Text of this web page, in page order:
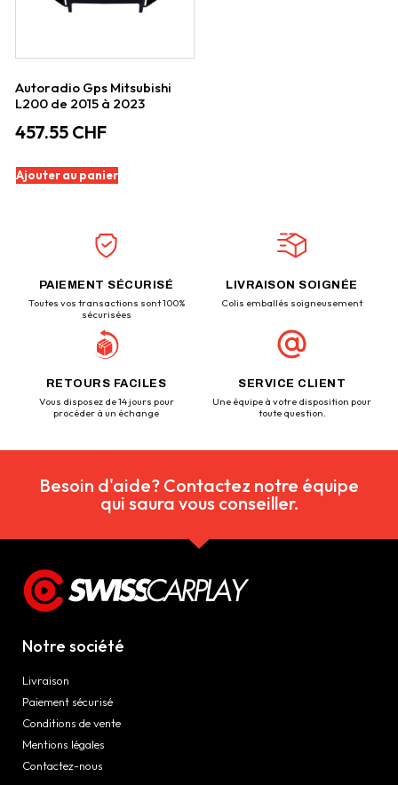
Autoradio Gps Mitsubishi
L200 de 2015 à 2023
457.55 CHF
Ajouter au panier
PAIEMENT SÉCURISÉ
Toutes vos transactions sont 100%
sécurisées
LIVRAISON SOIGNÉE
Colis emballés soigneusement
RETOURS FACILES
Vous disposez de 14 jours pour
procéder à un échange
SERVICE CLIENT
Une équipe à votre disposition pour
toute question.
Besoin d'aide? Contactez notre équipe
qui saura vous conseiller.
Notre société
Livraison
Paiement sécurisé
Conditions de vente
Mentions légales
Contactez-nous